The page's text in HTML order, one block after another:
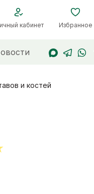
кабинет Избранное
и костей